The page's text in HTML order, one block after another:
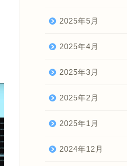
2025年5月
2025年4月
2025年3月
2025年2月
2025年1月
2024年12月